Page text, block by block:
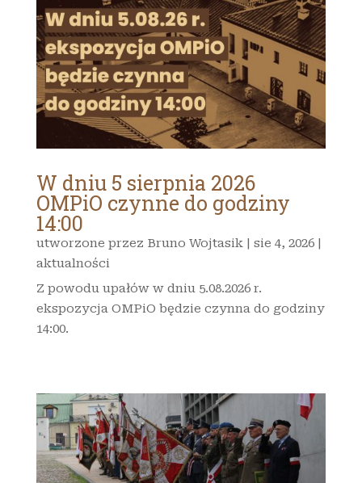
W dniu 5 sierpnia 2026
OMPiO czynne do godziny
14:00
utworzone przez Bruno Wojtasik| sie 4, 2026|
aktualności
Z powodu upałów w dniu 5.08.2026 r.
ekspozycja OMPiO będzie czynna do godziny
14:00.